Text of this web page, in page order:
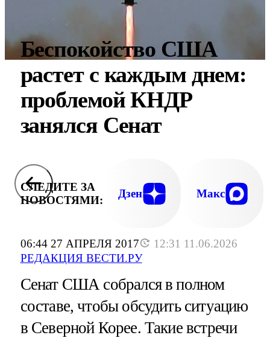
06:44 27 АПРЕЛЯ 2017
12:31 11.06.2026
РЕДАКЦИЯ ВЕСТИ.РУ
Беспокойство США
растет с каждым днем:
проблемой КНДР
занялся Сенат
СЛЕДИТЕ ЗА
НОВОСТЯМИ:
Дзен Макс
Сенат США собрался в полном
составе, чтобы обсудить ситуацию
в Северной Корее. Такие встречи